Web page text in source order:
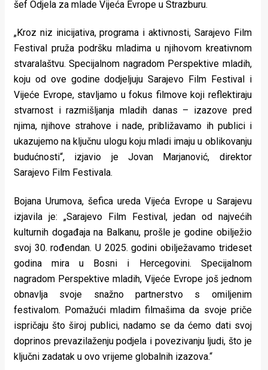
šef Odjela za mlade Vijeća Evrope u Strazburu.
„Kroz niz inicijativa, programa i aktivnosti, Sarajevo Film
Festival pruža podršku mladima u njihovom kreativnom
stvaralaštvu. Specijalnom nagradom Perspektive mladih,
koju od ove godine dodjeljuju Sarajevo Film Festival i
Vijeće Evrope, stavljamo u fokus filmove koji reflektiraju
stvarnost i razmišljanja mladih danas – izazove pred
njima, njihove strahove i nade, približavamo ih publici i
ukazujemo na ključnu ulogu koju mladi imaju u oblikovanju
budućnosti“, izjavio je Jovan Marjanović, direktor
Sarajevo Film Festivala.
Bojana Urumova, šefica ureda Vijeća Evrope u Sarajevu
izjavila je: „Sarajevo Film Festival, jedan od najvećih
kulturnih događaja na Balkanu, prošle je godine obilježio
svoj 30. rođendan. U 2025. godini obilježavamo trideset
godina mira u Bosni i Hercegovini. Specijalnom
nagradom Perspektive mladih, Vijeće Evrope još jednom
obnavlja svoje snažno partnerstvo s omiljenim
festivalom. Pomažući mladim filmašima da svoje priče
ispričaju što široj publici, nadamo se da ćemo dati svoj
doprinos prevazilaženju podjela i povezivanju ljudi, što je
ključni zadatak u ovo vrijeme globalnih izazova.“